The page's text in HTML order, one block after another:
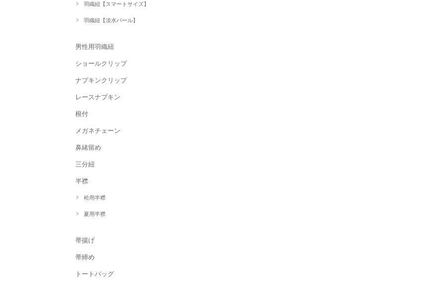
羽織紐【スマートサイズ】
羽織紐【淡水パール】
男性用羽織紐
ショールクリップ
ナプキンクリップ
レースナプキン
根付
メガネチェーン
鼻緒留め
三分紐
半襟
袷用半襟
夏用半襟
帯揚げ
帯締め
トートバッグ